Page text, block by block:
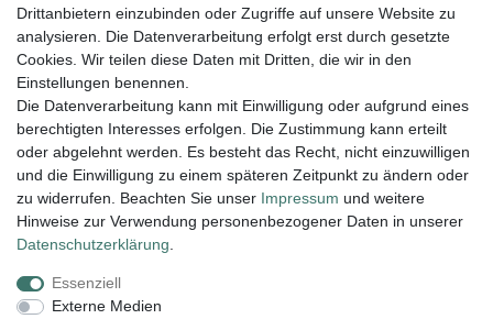
Filter
Lieferung und Versand
Impressum Daten­schutz­erklärung AGB
Widerrufs­recht
Drittanbietern einzubinden oder Zugriffe auf unsere Website zu
analysieren. Die Datenverarbeitung erfolgt erst durch gesetzte
Cookies. Wir teilen diese Daten mit Dritten, die wir in den
Einstellungen benennen.
Die Datenverarbeitung kann mit Einwilligung oder aufgrund eines
berechtigten Interesses erfolgen. Die Zustimmung kann erteilt
oder abgelehnt werden. Es besteht das Recht, nicht einzuwilligen
und die Einwilligung zu einem späteren Zeitpunkt zu ändern oder
zu widerrufen. Beachten Sie unser Impressum und weitere
Hinweise zur Verwendung personenbezogener Daten in unserer
Daten­schutz­erklärung
Essenziell
Externe Medien